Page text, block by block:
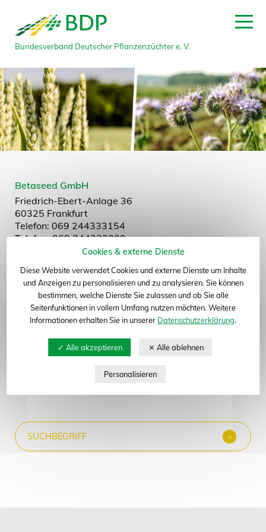
Bundesverband Deutscher Pflanzenzüchter e. V.
Betaseed GmbH
Friedrich-Ebert-Anlage 36
60325 Frankfurt
Telefon: 069 244333154
Telefax: 069 244333200
infodesk@betaseed.com
Abteilung: Zuckerrübe zum Seitenanfang
Cookies & externe Dienste
Diese Website verwendet Cookies und externe Dienste um Inhalte
und Anzeigen zu personalisieren und zu analysieren. Sie können
bestimmen, welche Dienste Sie zulassen und ob Sie alle
Seitenfunktionen in vollem Umfang nutzen möchten. Weitere
Informationen erhalten Sie in unserer Datenschutzerklärung.